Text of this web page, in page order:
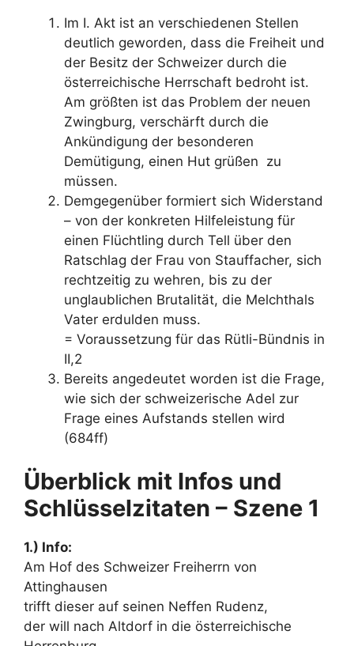
Im I. Akt ist an verschiedenen Stellen
deutlich geworden, dass die Freiheit und
der Besitz der Schweizer durch die
österreichische Herrschaft bedroht ist.
Am größten ist das Problem der neuen
Zwingburg, verschärft durch die
Ankündigung der besonderen
Demütigung, einen Hut grüßen zu
müssen.
Demgegenüber formiert sich Widerstand
– von der konkreten Hilfeleistung für
einen Flüchtling durch Tell über den
Ratschlag der Frau von Stauffacher, sich
rechtzeitig zu wehren, bis zu der
unglaublichen Brutalität, die Melchthals
Vater erdulden muss.
= Voraussetzung für das Rütli-Bündnis in
II,2
Bereits angedeutet worden ist die Frage,
wie sich der schweizerische Adel zur
Frage eines Aufstands stellen wird
(684ff)
Überblick mit Infos und
Schlüsselzitaten – Szene 1
1.) Info:
Am Hof des Schweizer Freiherrn von
Attinghausen
trifft dieser auf seinen Neffen Rudenz,
der will nach Altdorf in die österreichische